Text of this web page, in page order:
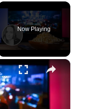
Now Playing
×
#DailyVlog! Schocknachrichten am Dienstag. Wie geht es jetzt weiter mit Chicago P.D?